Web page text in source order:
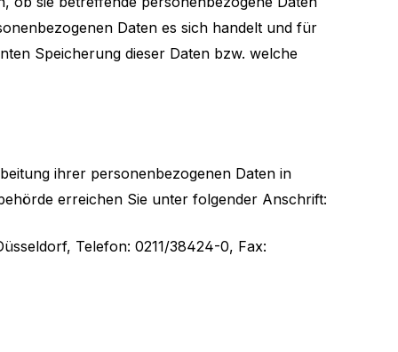
Daten es sich handelt und für
Speicherung dieser Daten bzw. welche
ihrer personenbezogenen Daten in
erreichen Sie unter folgender Anschrift:
Telefon: 0211/38424-0, Fax: